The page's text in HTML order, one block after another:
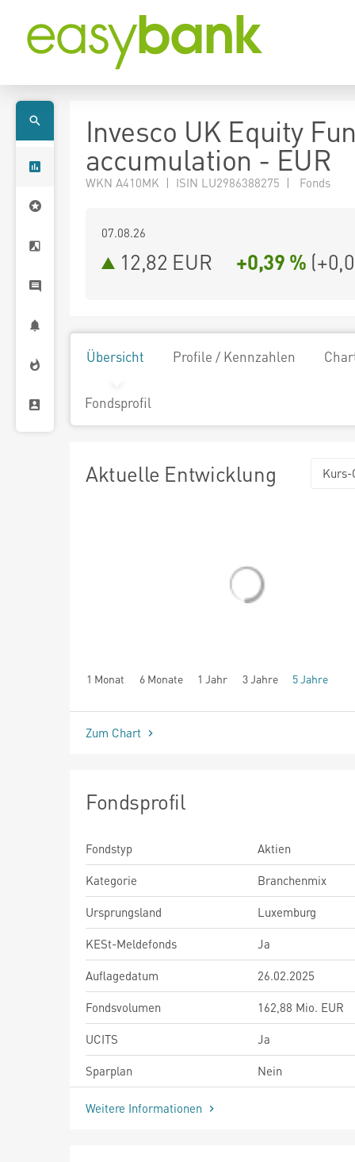
Invesco UK Equity
accumulation - EUR
WKN A410MK | ISIN LU2986388275 | Fonds
07.08.26
12,82 EUR +0,39 % (
Übersicht Profile / Kennzahlen
Fondsprofil
Aktuelle Entwicklung Kurs-
1 Monat 6 Monate 1 Jahr 3 Jahre 5 Jahre
seit Beginn
Zum Chart
Fondsprofil
Fondstyp
Aktien
Kategorie
Branchenmix
Ursprungsland
Luxemburg
KESt-Meldefonds
Ja
Auflagedatum
26.02.2025
Fondsvolumen
162,88 Mio. EUR
UCITS
Ja
Sparplan
Nein
Weitere Informationen